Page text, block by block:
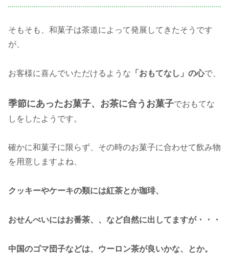
そもそも、和菓子は茶道によって発展してきたそうです
が、
お客様に喜んでいただけるような 「おもてなし」の心で、
季節にあったお菓子、お茶に合うお菓子でおもてな
しをしたようです。
確かに和菓子に限らず、その時のお菓子に合わせて飲み物
を用意しますよね、
クッキーやケーキの類には紅茶とか珈琲、
おせんべいにはお番茶、、など自然に出してますが・・・
中国のゴマ団子などは、ウーロン茶が良いかな、とか。